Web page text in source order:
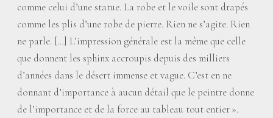
comme celui d’une statue. La robe et le voile sont drapés
comme les plis d’une robe de pierre. Rien ne s’agite. Rien
ne parle. […] L’impression générale est la même que celle
que donnent les sphinx accroupis depuis des milliers
d’années dans le désert immense et vague. C’est en ne
donnant d’importance à aucun détail que le peintre donne
de l’importance et de la force au tableau tout entier».